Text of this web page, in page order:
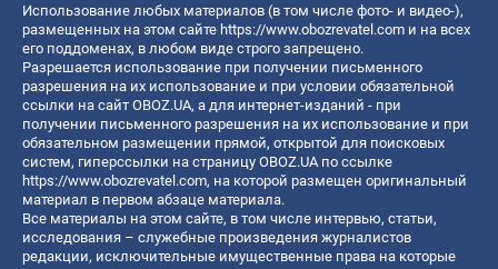
Использование любых материалов (в том числе фото- и видео-),
размещенных на этом сайте https://www.obozrevatel.com и на всех
его поддоменах, в любом виде строго запрещено.
Разрешается использование при получении письменного
разрешения на их использование и при условии обязательной
ссылки на сайт OBOZ.UA, а для интернет-изданий - при
получении письменного разрешения на их использование и при
обязательном размещении прямой, открытой для поисковых
систем, гиперссылки на страницу OBOZ.UA по ссылке
https://www.obozrevatel.com, на которой размещен оригинальный
материал в первом абзаце материала.
Все материалы на этом сайте, в том числе интервью, статьи,
исследования – служебные произведения журналистов
редакции, исключительные имущественные права на которые